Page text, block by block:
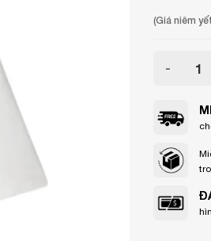
(Giá niêm
Áo